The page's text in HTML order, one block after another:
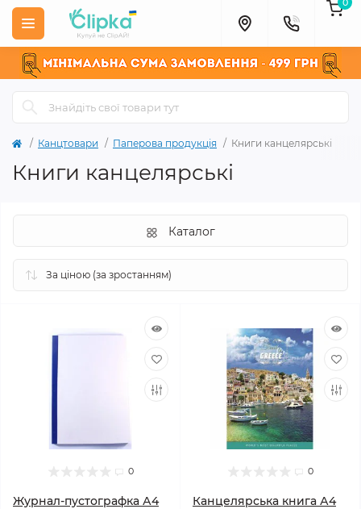
Канцтовари Паперова продукція Книги канцелярські
Книги канцелярські
Каталог
0
Журнал-пустографка А4
0
Канцелярська книга А4